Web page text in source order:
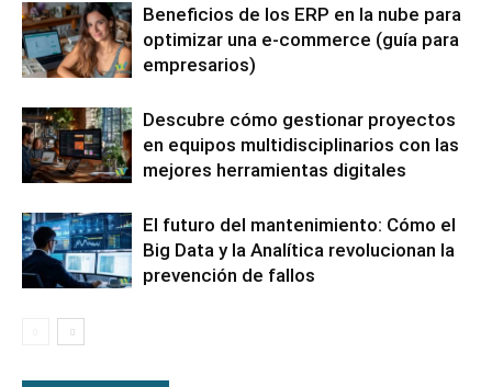
Beneficios de los ERP en la nube para
optimizar una e-commerce (guía para
empresarios)
Descubre cómo gestionar proyectos
en equipos multidisciplinarios con las
mejores herramientas digitales
El futuro del mantenimiento: Cómo el
Big Data y la Analítica revolucionan la
prevención de fallos